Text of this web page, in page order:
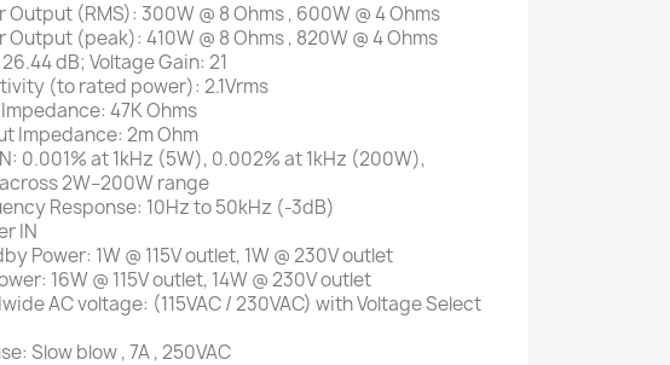
Output (RMS): 300W @ 8 Ohms , 600W @ 4 Ohms
Output (peak): 410W @ 8 Ohms , 820W @ 4 Ohms
dB; Voltage Gain: 21
(to rated power): 2.1Vrms
47K Ohms
Impedance: 2m Ohm
0.001% at 1kHz (5W), 0.002% at 1kHz (200W),
2W–200W range
Response: 10Hz to 50kHz (-3dB)
IN
Power: 1W @ 115V outlet, 1W @ 230V outlet
16W @ 115V outlet, 14W @ 230V outlet
AC voltage: (115VAC / 230VAC) with Voltage Select
Slow blow , 7A , 250VAC